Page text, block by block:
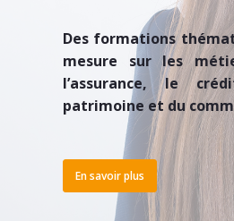
Des formations
mesure sur les
l’assurance, le
patrimoine et du
En savoir plus